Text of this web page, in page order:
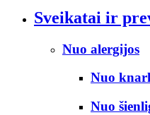
Sveikatai ir
Nuo alergijos
Nuo
Nuo